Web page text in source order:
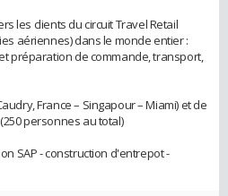
les clients du circuit Travel Retail
aériennes) dans le monde entier :
préparation de commande, transport,
France – Singapour – Miami) et de
personnes au total)
SAP - construction d'entrepot -